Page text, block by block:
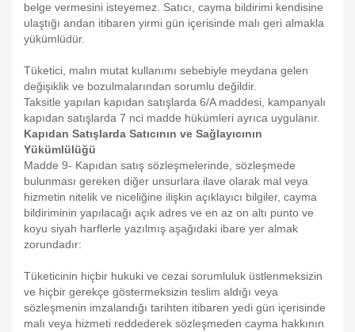
belge vermesini isteyemez. Satıcı, cayma bildirimi kendisine
ulaştığı andan itibaren yirmi gün içerisinde malı geri almakla
yükümlüdür.
Tüketici, malın mutat kullanımı sebebiyle meydana gelen
değişiklik ve bozulmalarından sorumlu değildir.
Taksitle yapılan kapıdan satışlarda 6/A maddesi, kampanyalı
kapıdan satışlarda 7 nci madde hükümleri ayrıca uygulanır.
Kapıdan Satışlarda Satıcının ve Sağlayıcının
Yükümlülüğü
Madde 9- Kapıdan satış sözleşmelerinde, sözleşmede
bulunması gereken diğer unsurlara ilave olarak mal veya
hizmetin nitelik ve niceliğine ilişkin açıklayıcı bilgiler, cayma
bildiriminin yapılacağı açık adres ve en az on altı punto ve
koyu siyah harflerle yazılmış aşağıdaki ibare yer almak
zorundadır:
Tüketicinin hiçbir hukuki ve cezai sorumluluk üstlenmeksizin
ve hiçbir gerekçe göstermeksizin teslim aldığı veya
sözleşmenin imzalandığı tarihten itibaren yedi gün içerisinde
malı veya hizmeti reddederek sözleşmeden cayma hakkının